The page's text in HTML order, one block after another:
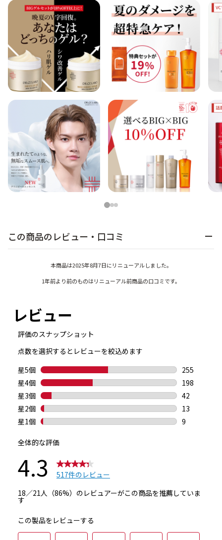
123
この商品のレビュー・口コミ
本商品は2025年8月7日にリニューアルしました。
1年前より前のものはリニューアル前商品の口コミです。